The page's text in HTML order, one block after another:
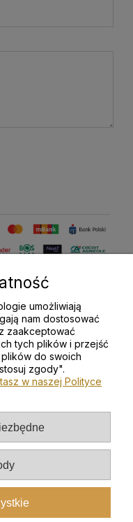
umożliwiają
nam dostosować
zaakceptować
tych plików i przejść
do swoich
zgody".
w naszej Polityce